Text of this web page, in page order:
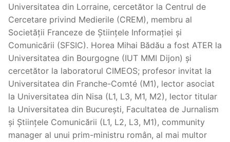
Universitatea din Lorraine, cercetător la Centrul de
Cercetare privind Medierile (CREM), membru al
Societății Franceze de Științele Informației și
Comunicării (SFSIC). Horea Mihai Bădău a fost ATER la
Universitatea din Bourgogne (IUT MMI Dijon) și
cercetător la laboratorul CIMEOS; profesor invitat la
Universitatea din Franche-Comté (M1), lector asociat
la Universitatea din Nisa (L1, L3, M1, M2), lector titular
la Universitatea din București, Facultatea de Jurnalism
și Științele Comunicării (L1, L2, L3, M1), community
manager al unui prim-ministru român, al mai multor